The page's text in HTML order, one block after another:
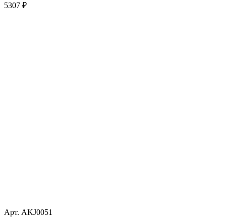
5307 ₽
Арт. AKJ0051